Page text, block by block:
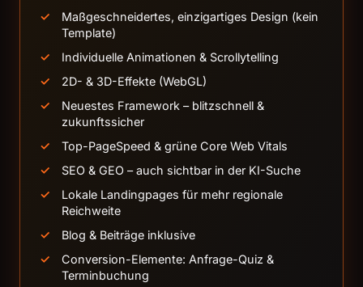
Maßgeschneidertes, einzigartiges Design (kein
Template)
Individuelle Animationen & Scrollytelling
2D- & 3D-Effekte (WebGL)
Neuestes Framework – blitzschnell &
zukunftssicher
Top-PageSpeed & grüne Core Web Vitals
SEO & GEO – auch sichtbar in der KI-Suche
Lokale Landingpages für mehr regionale
Reichweite
Blog & Beiträge inklusive
Conversion-Elemente: Anfrage-Quiz &
Terminbuchung